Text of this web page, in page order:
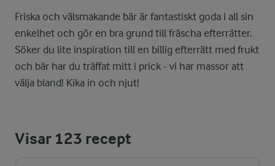
Friska och välsmakande bär är fantastiskt goda i all sin
enkelhet och gör en bra grund till fräscha efterrätter.
Söker du lite inspiration till en billig efterrätt med frukt
och bär har du träffat mitt i prick - vi har massor att
välja bland! Kika in och njut!
Visar123 recept